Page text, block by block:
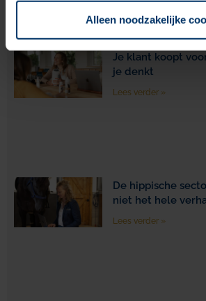
Alleen noodzakelijke
Je klant koopt
je denkt
Lees verder »
De hippische
niet het hele
Lees verder »